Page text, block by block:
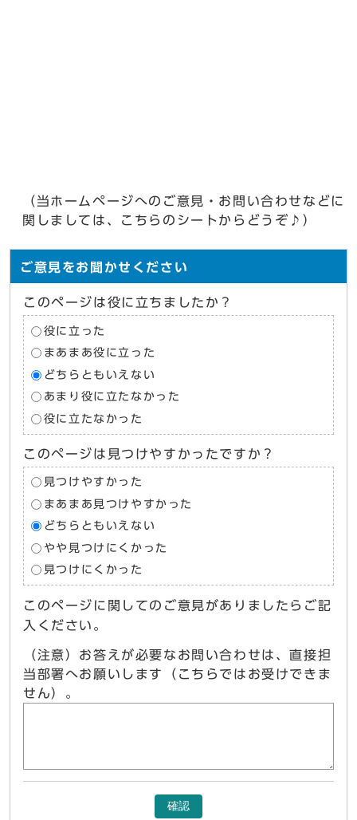
（当ホームページへのご意見・お問い合わせなどに
関しましては、こちらのシートからどうぞ♪）
ご意見をお聞かせください
このページは役に立ちましたか？
役に立った
まあまあ役に立った
どちらともいえない
あまり役に立たなかった
役に立たなかった
このページは見つけやすかったですか？
見つけやすかった
まあまあ見つけやすかった
どちらともいえない
やや見つけにくかった
見つけにくかった
このページに関してのご意見がありましたらご記
入ください。
（注意）お答えが必要なお問い合わせは、直接担
当部署へお願いします（こちらではお受けできま
せん）。
確認